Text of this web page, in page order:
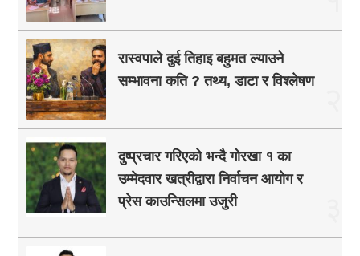
रास्वपाले दुई तिहाइ बहुमत ल्याउने
सम्भावना कति ? तथ्य, डाटा र विश्लेषण
दुष्प्रचार गरिएको भन्दै गोरखा १ का
उम्मेदवार खत्रीद्वारा निर्वाचन आयोग र
प्रेस काउन्सिलमा उजुरी